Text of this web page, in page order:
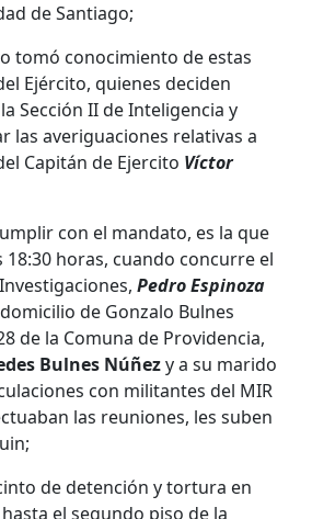
de Santiago;
tomó conocimiento de estas
Ejército, quienes deciden
Sección II de Inteligencia y
las averiguaciones relativas a
Capitán de Ejercito Víctor
con el mandato, es la que
horas, cuando concurre el
Pedro Espinoza
de Gonzalo Bulnes
de la Comuna de Providencia,
Bulnes Núñezy a su marido
con militantes del MIR
las reuniones, les suben
de detención y tortura en
el segundo piso de la